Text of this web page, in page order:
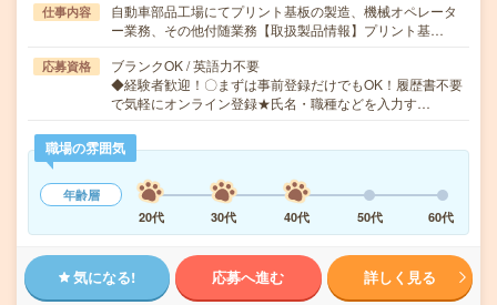
仕事内容
自動車部品工場にてプリント基板の製造、機械オペレータ
ー業務、その他付随業務【取扱製品情報】プリント基…
応募資格
ブランクOK / 英語力不要
◆経験者歓迎！〇まずは事前登録だけでもOK！履歴書不要
で気軽にオンライン登録★氏名・職種などを入力す…
職場の雰囲気
年齢層
20代
30代 40代 50代 60代
気になる! 応募へ進む 詳しく見る